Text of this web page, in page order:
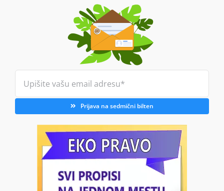
Prijava na sedmični bilten